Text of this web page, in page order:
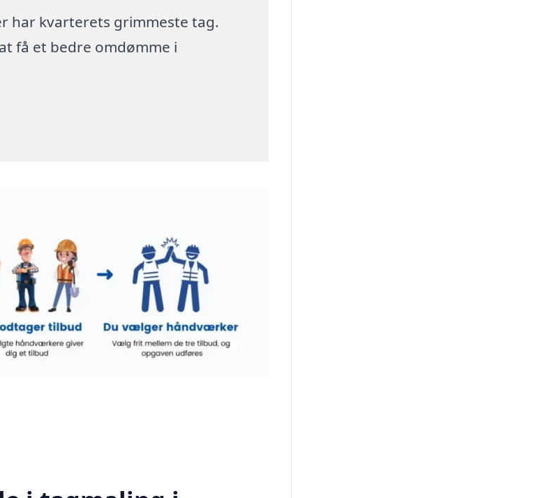
har kvarterets grimmeste tag.
få et bedre omdømme i